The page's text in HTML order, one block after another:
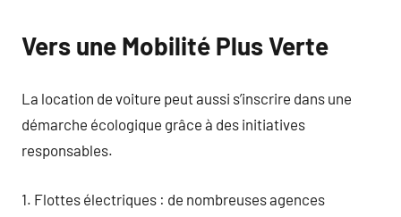
Vers une Mobilité Plus Verte
La location de voiture peut aussi s’inscrire dans une
démarche écologique grâce à des initiatives
responsables.
1. Flottes électriques : de nombreuses agences